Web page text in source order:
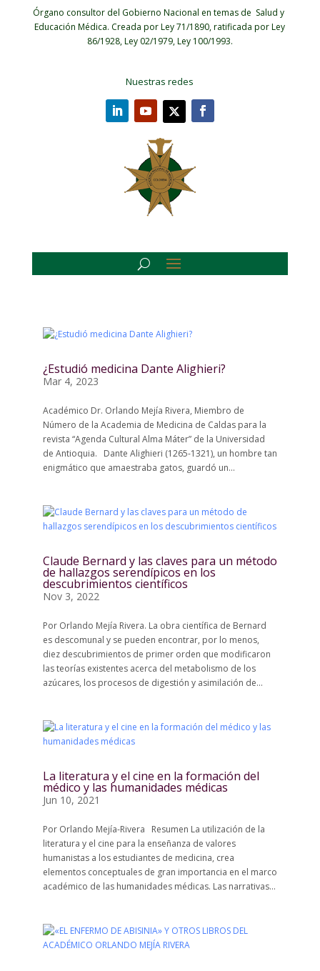
Órgano consultor del Gobierno Nacional en temas de Salud y
Educación Médica. Creada por Ley 71/1890, ratificada por Ley
86/1928, Ley 02/1979, Ley 100/1993.
Nuestras redes
¿Estudió medicina Dante Alighieri?
Mar 4, 2023
Académico Dr. Orlando Mejía Rivera, Miembro de
Número de la Academia de Medicina de Caldas para la
revista “Agenda Cultural Alma Máter” de la Universidad
de Antioquia. Dante Alighieri (1265-1321), un hombre tan
enigmático que amaestraba gatos, guardó un...
Claude Bernard y las claves para un método
de hallazgos serendípicos en los
descubrimientos científicos
Nov 3, 2022
Por Orlando Mejía Rivera. La obra científica de Bernard
es descomunal y se pueden encontrar, por lo menos,
diez descubrimientos de primer orden que modificaron
las teorías existentes acerca del metabolismo de los
azúcares, los procesos de digestión y asimilación de...
La literatura y el cine en la formación del
médico y las humanidades médicas
Jun 10, 2021
Por Orlando Mejía-Rivera Resumen La utilización de la
literatura y el cine para la enseñanza de valores
humanistas a los estudiantes de medicina, crea
elementos conceptuales de gran importancia en el marco
académico de las humanidades médicas. Las narrativas...